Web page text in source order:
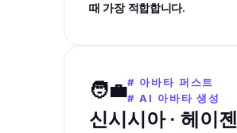
때 가장 적합합니다.
🧑‍💼# 아바타 퍼스트
# AI 아바타 생성
신시시아 · 헤이젠